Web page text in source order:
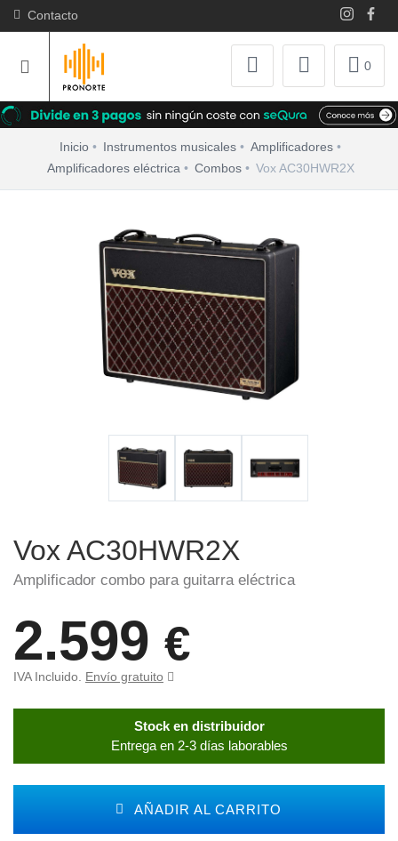
Contacto
0
Inicio Instrumentos musicales
Amplificadores
Amplificadores eléctrica
Combos Vox AC30HWR2X
Vox AC30HWR2X
Amplificador combo para guitarra eléctrica
2.599 €
IVA Incluido. Envío gratuito
Stock en distribuidor
Entrega en 2-3 días laborables
AÑADIR AL CARRITO